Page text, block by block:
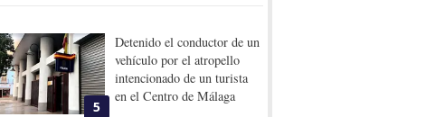
5
Detenido el conductor de un
vehículo por el atropello
intencionado de un turista
en el Centro de Málaga